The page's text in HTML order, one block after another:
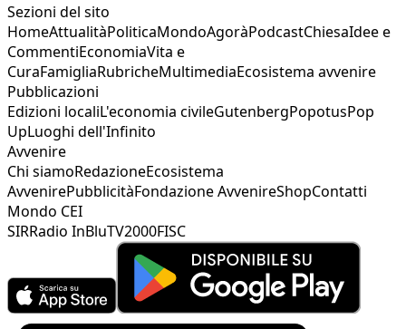
Sezioni del sito
HomeAttualitàPoliticaMondoAgoràPodcastChiesaIdee e
CommentiEconomiaVita e
CuraFamigliaRubricheMultimediaEcosistema avvenire
Pubblicazioni
Edizioni localiL'economia civileGutenbergPopotusPop
UpLuoghi dell'Infinito
Avvenire
Chi siamoRedazioneEcosistema
AvvenirePubblicitàFondazione AvvenireShopContatti
Mondo CEI
SIRRadio InBluTV2000FISC